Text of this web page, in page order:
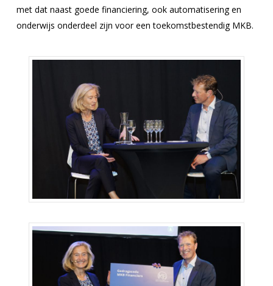
met dat naast goede financiering, ook automatisering en
onderwijs onderdeel zijn voor een toekomstbestendig MKB.